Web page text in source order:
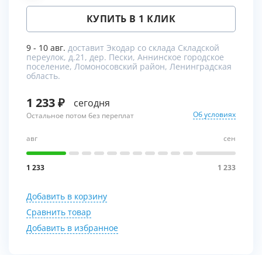
КУПИТЬ В 1 КЛИК
9 - 10 авг. доставит Экодар со склада Складской
переулок, д.21, дер. Пески, Аннинское городское
поселение, Ломоносовский район, Ленинградская
область.
1 233 сегодня
Остальное потом без переплат Об условиях
авг
1 233
сен
1 233
Добавить в корзину
Сравнить товар
Добавить в избранное